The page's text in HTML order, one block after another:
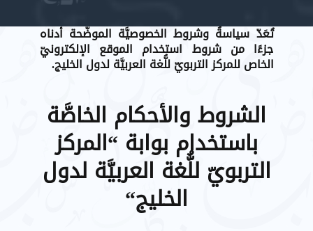
تُعَدّ سياسةُ وشروط الخصوصيَّة الموضَّحة أدناه
جزءًا من شروط استخدام الموقع الإلكترونيّ
الخاص للمركز التربويّ للُّغة العربيَّة لدول الخليج.
الشروط والأحكام الخاصَّة
باستخدام بوابة “المركز
التربويّ للُّغة العربيَّة لدول
الخليج“